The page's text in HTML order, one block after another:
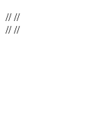
////
////